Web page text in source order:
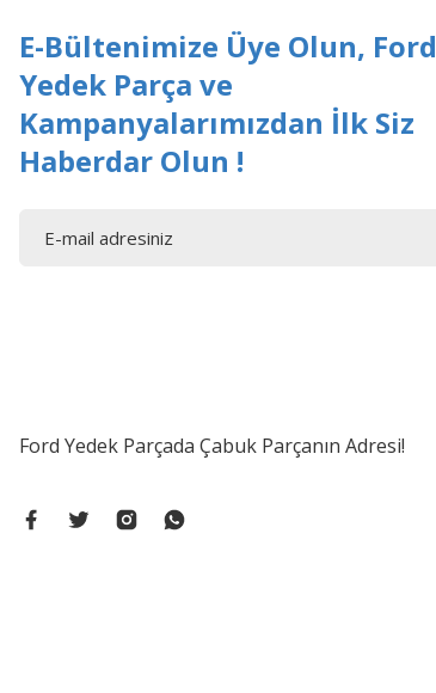
E-Bültenimize Üye Olun, Ford
Yedek Parça ve
Kampanyalarımızdan İlk Siz
Haberdar Olun !
Ford Yedek Parçada Çabuk Parçanın Adresi!